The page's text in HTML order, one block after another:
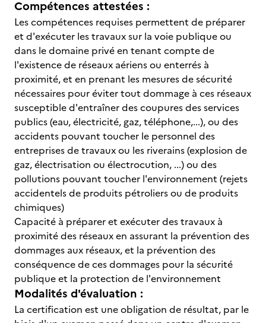
Compétences attestées :
Les compétences requises permettent de préparer
et d'exécuter les travaux sur la voie publique ou
dans le domaine privé en tenant compte de
l'existence de réseaux aériens ou enterrés à
proximité, et en prenant les mesures de sécurité
nécessaires pour éviter tout dommage à ces réseaux
susceptible d'entraîner des coupures des services
publics (eau, électricité, gaz, téléphone,...), ou des
accidents pouvant toucher le personnel des
entreprises de travaux ou les riverains (explosion de
gaz, électrisation ou électrocution, ...) ou des
pollutions pouvant toucher l'environnement (rejets
accidentels de produits pétroliers ou de produits
chimiques)
Capacité à préparer et exécuter des travaux à
proximité des réseaux en assurant la prévention des
dommages aux réseaux, et la prévention des
conséquence de ces dommages pour la sécurité
publique et la protection de l'environnement
Modalités d'évaluation :
La certification est une obligation de résultat, par le